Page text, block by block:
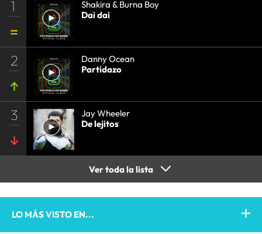
1
Shakira & Burna Boy
Dai dai
2
Danny Ocean
Partidazo
3
Jay Wheeler
De lejitos
Ver toda la lista
LO MÁS VISTO EN...